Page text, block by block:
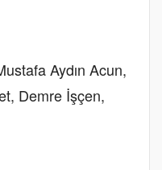
Aydın Acun,
Demre İşçen,